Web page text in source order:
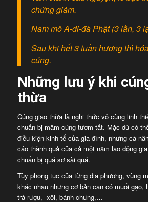
chứng giám.
Nam mô A-di-đà Phật (3 lần, 3
Sau khi hết 3 tuần hương thì
cúng.
Những lưu ý khi
thừa
Cúng giao thừa là nghi thức vô cùng linh
chuẩn bị mâm cúng tươm tất. Mặc dù có
điều kiện kinh tế của gia đình, nhưng cả
cáo thành quả của cả một năm lao động
chuẩn bị quá sơ sài quá.
Tùy phong tục của từng địa phương, vùng
khác nhau nhưng cơ bản cần có muối gạo,
trà rượu, xôi, bánh chưng,…